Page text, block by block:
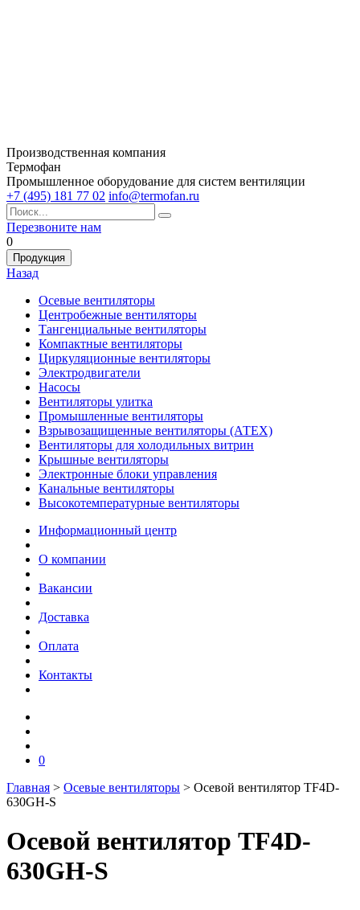
Производственная компания
Термофан
Промышленное оборудование для систем вентиляции
+7 (495) 181 77 02 info@termofan.ru
Перезвоните нам
0
Продукция
Назад
Осевые вентиляторы
Центробежные вентиляторы
Тангенциальные вентиляторы
Компактные вентиляторы
Циркуляционные вентиляторы
Электродвигатели
Насосы
Вентиляторы улитка
Промышленные вентиляторы
Взрывозащищенные вентиляторы (АТЕХ)
Вентиляторы для холодильных витрин
Крышные вентиляторы
Электронные блоки управления
Канальные вентиляторы
Высокотемпературные вентиляторы
Информационный центр
О компании
Вакансии
Доставка
Оплата
Контакты
0
Главная > Осевые вентиляторы > Осевой вентилятор TF4D-
630GH-S
Осевой вентилятор TF4D-
630GH-S